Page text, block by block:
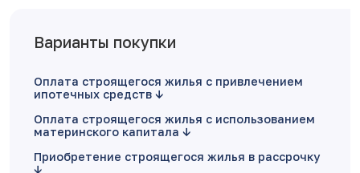
Варианты покупки
Оплата строящегося жилья с привлечением
ипотечных средств
Оплата строящегося жилья с использованием
материнского капитала
Приобретение строящегося жилья в рассрочку